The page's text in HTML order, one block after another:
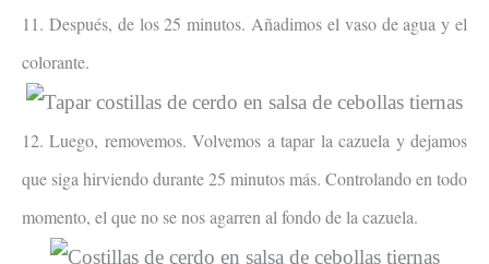
11. Después, de los 25 minutos. Añadimos el vaso de agua y el
colorante.
12. Luego, removemos. Volvemos a tapar la cazuela y dejamos
que siga hirviendo durante 25 minutos más. Controlando en todo
momento, el que no se nos agarren al fondo de la cazuela.